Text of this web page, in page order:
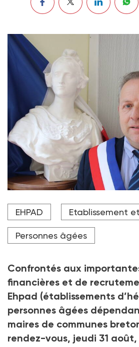
Xavier Compain est le maire de
Côtes-d'Armor
Crédit photo mairie de Plouha
EHPAD Etablissement
Personnes âgées
Confrontés aux
financières et de
Ehpad (établissements
personnes âgées
maires de communes
rendez-vous, jeudi 31